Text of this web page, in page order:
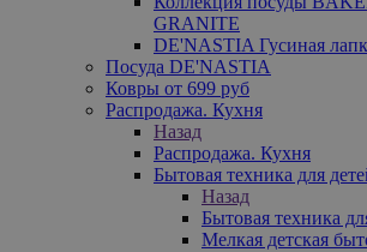
GRANITE
DE'NASTIA Гусиная
Посуда DE'NASTIA
Ковры от 699 руб
Распродажа. Кухня
Назад
Распродажа. Кухня
Бытовая техника для
Назад
Бытовая техника
Мелкая детская